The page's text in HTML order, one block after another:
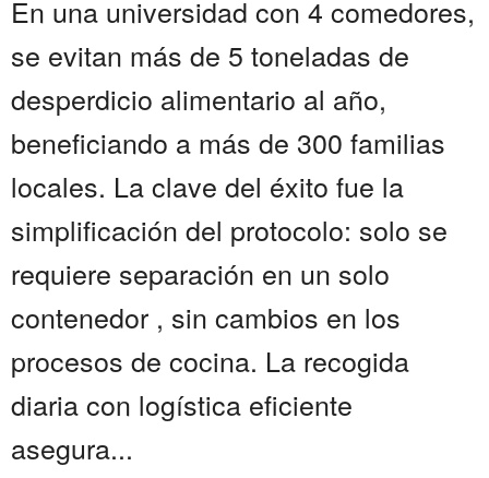
En una universidad con 4 comedores,
se evitan más de 5 toneladas de
desperdicio alimentario al año,
beneficiando a más de 300 familias
locales. La clave del éxito fue la
simplificación del protocolo: solo se
requiere separación en un solo
contenedor , sin cambios en los
procesos de cocina. La recogida
diaria con logística eficiente
asegura...